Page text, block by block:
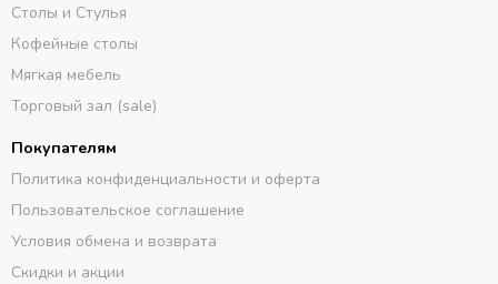
Столы и Стулья
Кофейные столы
Мягкая мебель
Торговый зал (sale)
Покупателям
Политика конфиденциальности и оферта
Пользовательское соглашение
Условия обмена и возврата
Скидки и акции